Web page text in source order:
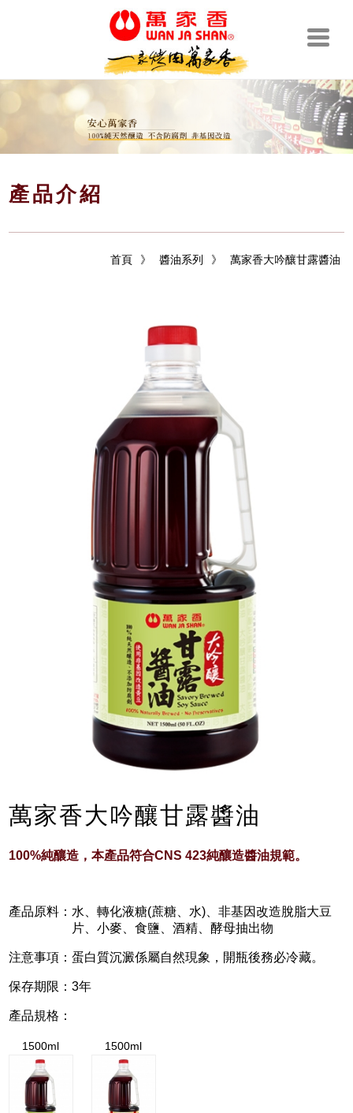
產品介紹
萬家香大吟釀甘露醬油
》
醬油系列
》
首頁
萬家香大吟釀甘露醬油
100%純釀造，本產品符合CNS 423純釀造醬油規範。
產品原料：水、轉化液糖(蔗糖、水)、非基因改造脫脂大豆
片、小麥、食鹽、酒精、酵母抽出物
注意事項：蛋白質沉澱係屬自然現象，開瓶後務必冷藏。
保存期限：3年
產品規格：
1500ml 1500ml